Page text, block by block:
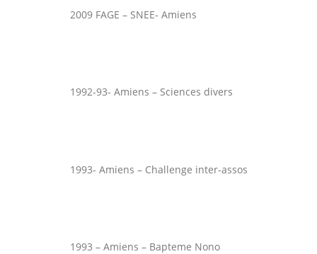
2009 FAGE – SNEE- Amiens
1992-93- Amiens – Sciences divers
1993- Amiens – Challenge inter-assos
1993 – Amiens – Bapteme Nono